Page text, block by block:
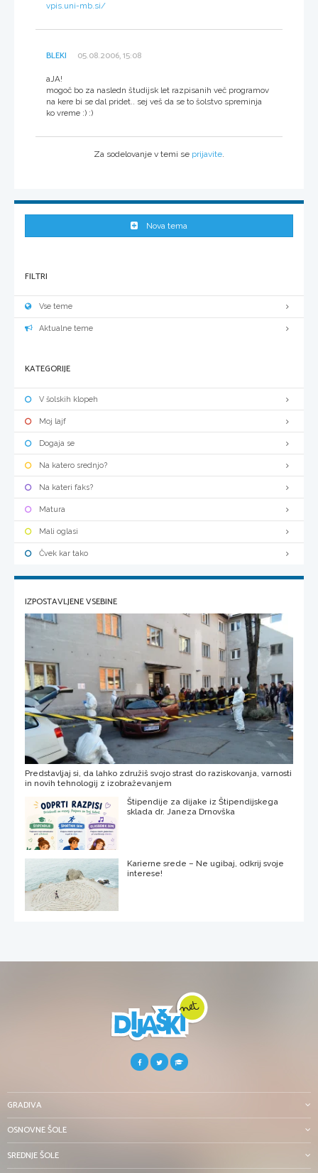
vpis.uni-mb.si/
BLEKI 05.08.2006, 15:08
aJA!
mogoč bo za nasledn študijsk let razpisanih več programov
na kere bi se dal pridet.. sej veš da se to šolstvo spreminja
ko vreme :) :)
Za sodelovanje v temi se prijavite
Nova tema
FILTRI
Vse teme
Aktualne teme
KATEGORIJE
V šolskih klopeh
Moj lajf
Dogaja se
Na katero srednjo?
Na kateri faks?
Matura
Mali oglasi
Čvek kar tako
IZPOSTAVLJENE VSEBINE
Predstavljaj si, da lahko združiš svojo strast do raziskovanja, varnosti
in novih tehnologij z izobraževanjem
Štipendije za dijake iz Štipendijskega
sklada dr. Janeza Drnovška
Karierne srede – Ne ugibaj, odkrij svoje
interese!
GRADIVA
OSNOVNE ŠOLE
SREDNJE ŠOLE